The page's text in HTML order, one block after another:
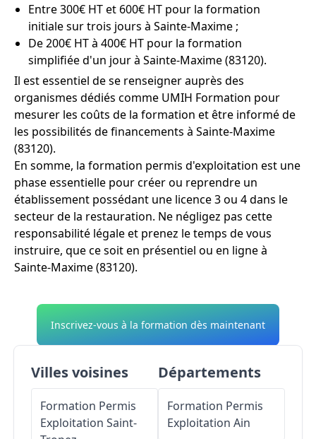
Entre 300€ HT et 600€ HT pour la formation
initiale sur trois jours à Sainte-Maxime ;
De 200€ HT à 400€ HT pour la formation
simplifiée d'un jour à Sainte-Maxime (83120).
Il est essentiel de se renseigner auprès des
organismes dédiés comme UMIH Formation pour
mesurer les coûts de la formation et être informé de
les possibilités de financements à Sainte-Maxime
(83120).
En somme, la formation permis d'exploitation est une
phase essentielle pour créer ou reprendre un
établissement possédant une licence 3 ou 4 dans le
secteur de la restauration. Ne négligez pas cette
responsabilité légale et prenez le temps de vous
instruire, que ce soit en présentiel ou en ligne à
Sainte-Maxime (83120).
Inscrivez-vous à la formation dès maintenant
Villes voisines
Formation Permis
Exploitation Saint-
Départements
Formation Permis
Exploitation Ain